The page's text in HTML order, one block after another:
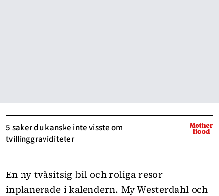
5 saker du kanske inte visste om
tvillinggraviditeter
En ny tvåsitsig bil och roliga resor
inplanerade i kalendern. My Westerdahl och